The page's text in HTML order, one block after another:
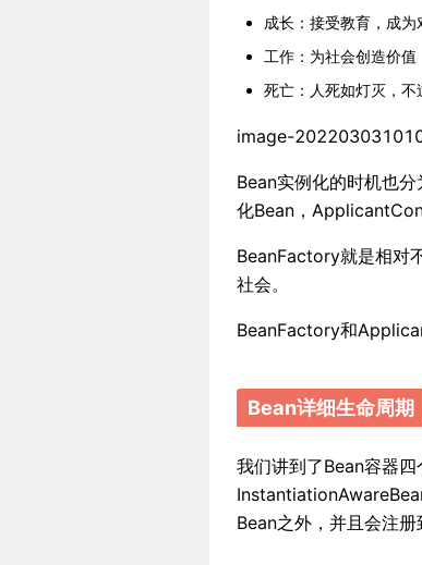
成长：接受教育，成为
工作：为社会创造价值
死亡：人死如灯灭，
image-
Bean实例化的时机也
化Bean，
BeanFactory就是相对
社会。
BeanFactory和
Bean详细生命周期
我们讲到了Bean容器
Bean之外，并且会注